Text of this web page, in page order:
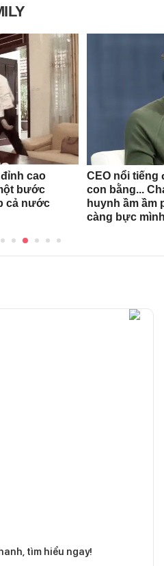
cao
bước
cả nước
CEO nổi tiếng
con bằng...
huynh ầm ầm
càng bực
tìm hiểu ngay!